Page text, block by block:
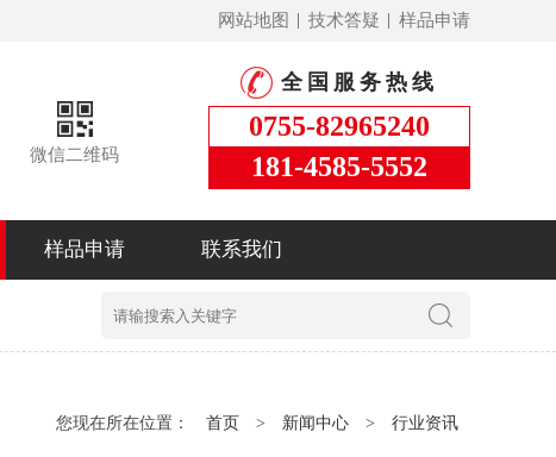
样品申请
技术答疑
网站地图
微信二维码
全国服务热线
0755-82965240
181-4585-5552
样品申请 联系我们
您现在所在位置： 首页 > 新闻中心 > 行业资讯